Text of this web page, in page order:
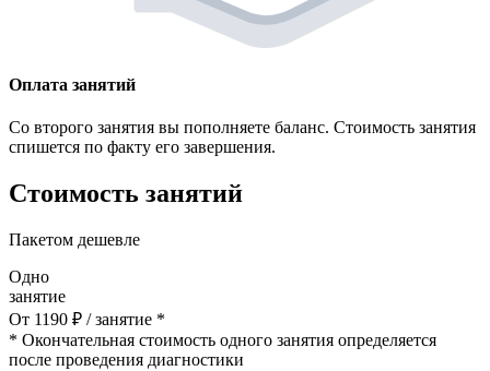
Оплата занятий
Со второго занятия вы пополняете баланс. Стоимость занятия
спишется по факту его завершения.
Стоимость занятий
Пакетом дешевле
Одно
занятие
От 1190 ₽ / занятие *
* Окончательная стоимость одного занятия определяется
после проведения диагностики